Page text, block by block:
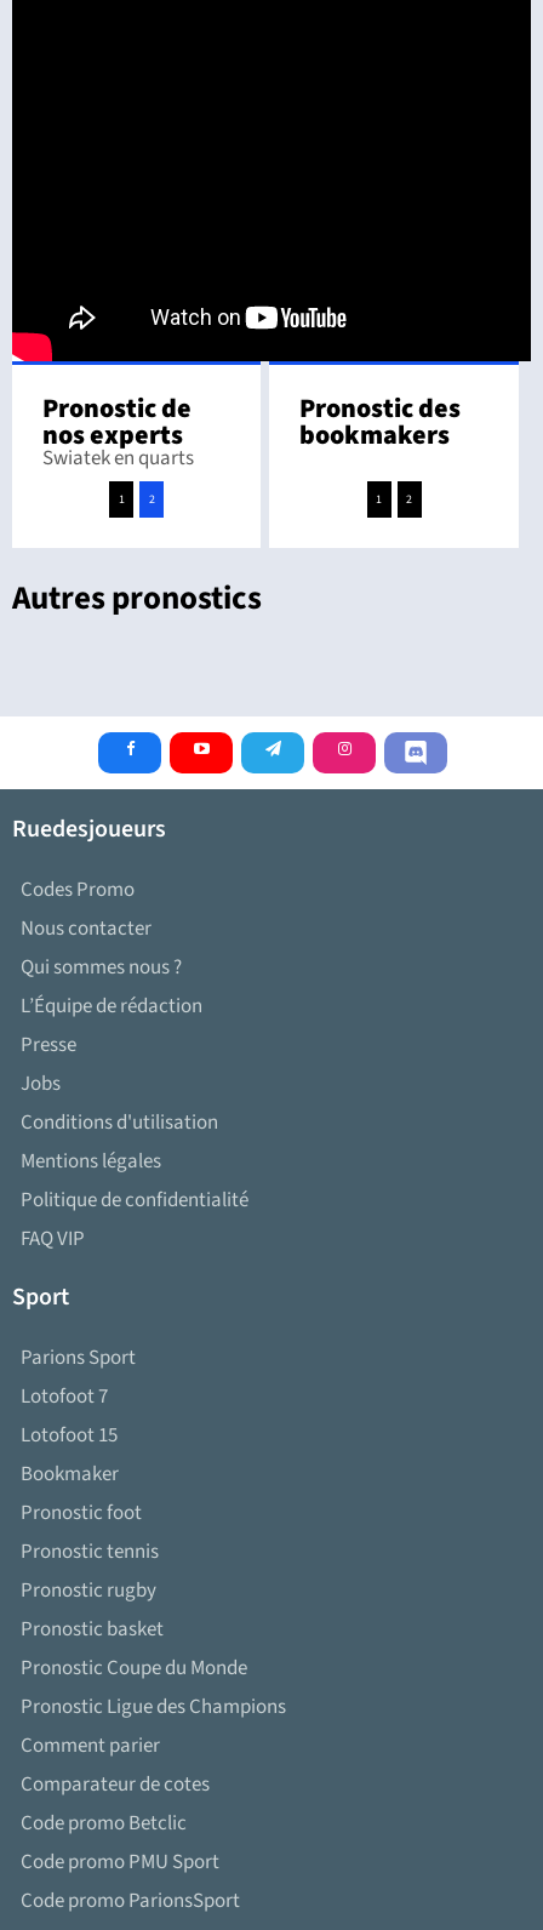
Pronostic de
nos experts
Swiatek en quarts
1 2
Pronostic des
bookmakers
1 2
Autres pronostics
Ruedesjoueurs
Codes Promo
Nous contacter
Qui sommes nous ?
L’Équipe de rédaction
Presse
Jobs
Conditions d'utilisation
Mentions légales
Politique de confidentialité
FAQ VIP
Sport
Parions Sport
Lotofoot 7
Lotofoot 15
Bookmaker
Pronostic foot
Pronostic tennis
Pronostic rugby
Pronostic basket
Pronostic Coupe du Monde
Pronostic Ligue des Champions
Comment parier
Comparateur de cotes
Code promo Betclic
Code promo PMU Sport
Code promo ParionsSport